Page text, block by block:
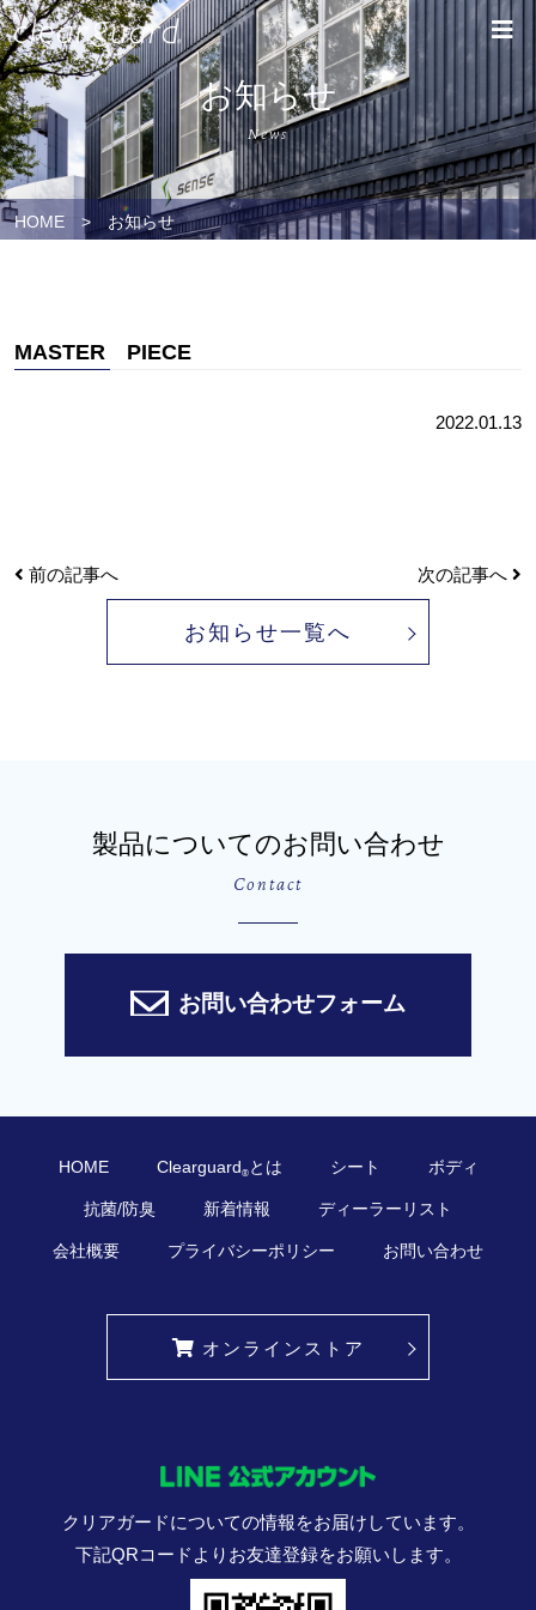
お知らせ
News
HOME > お知らせ
MASTER PIECE
2022.01.13
前の記事へ 次の記事へ
お知らせ一覧へ
製品についてのお問い合わせ
Contact
お問い合わせフォーム
HOME Clearguard®とは シート ボディ
抗菌/防臭 新着情報 ディーラーリスト
会社概要 プライバシーポリシー お問い合わせ
オンラインストア
クリアガードについての情報をお届けしています。
下記QRコードよりお友達登録をお願いします。